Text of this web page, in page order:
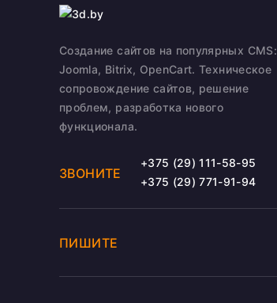
Создание сайтов на популярных CMS:
Joomla, Bitrix, OpenCart. Техническое
сопровождение сайтов, решение
проблем, разработка нового
функционала.
ЗВОНИТЕ
+375 (29) 111-58-95
+375 (29) 771-91-94
ПИШИТЕ